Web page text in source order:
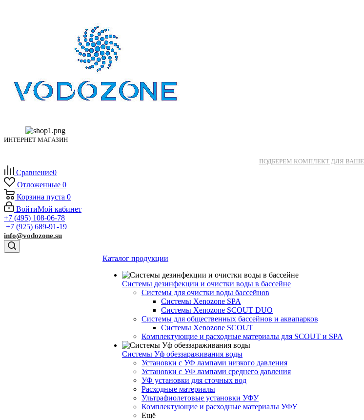
ИНТЕРНЕТ МАГАЗИН
ПОДБЕРЕМ КОМПЛЕКТ ДЛЯ
Сравнение0
Отложенные 0
Корзина пуста 0
ВойтиМой кабинет
+7 (495) 108-06-78
+7 (925) 689-91-19
info@vodozone.su
Каталог продукции
Системы дезинфекции и очистки воды в бассейне
Системы для очистки воды бассейнов
Системы Xenozone SPA
Системы Xenozone SCOUT DUO
Системы для общественных бассейнов и аквапарков
Системы Xenozone SCOUT
Комплектующие и расходные материалы для SCOUT и SPA
Системы Уф обеззараживания воды
Установки с УФ лампами низкого давления
Установки с УФ лампами среднего давления
УФ установки для сточных вод
Расходные материалы
Ультрафиолетовые установки УФУ
Комплектующие и расходные материалы УФУ
Ещё